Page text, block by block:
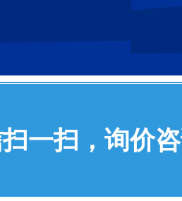
一扫，询价